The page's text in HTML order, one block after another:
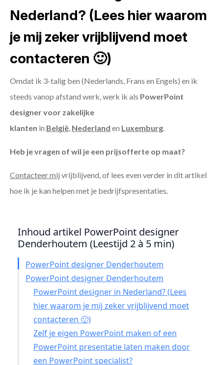
Nederland? (Lees hier waarom
je mij zeker vrijblijvend moet
contacteren 🙂)
Omdat ik 3-talig ben (Nederlands, Frans en Engels) en ik
steeds vanop afstand werk, werk ik als PowerPoint
designer voor zakelijke
klanten in België, Nederland en Luxemburg.
Heb je vragen of wil je een prijsofferte op maat?
Contacteer mij vrijblijvend, of lees even verder in dit artikel
hoe ik je kan helpen met je bedrijfspresentaties.
Inhoud artikel PowerPoint designer
Denderhoutem (Leestijd 2 à 5 min)
PowerPoint designer Denderhoutem
PowerPoint designer Denderhoutem
PowerPoint designer in Nederland? (Lees
hier waarom je mij zeker vrijblijvend moet
contacteren 🙂)
Zelf je eigen PowerPoint maken of een
PowerPoint presentatie laten maken door
een PowerPoint specialist?